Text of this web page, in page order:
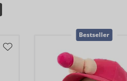
Bestseller